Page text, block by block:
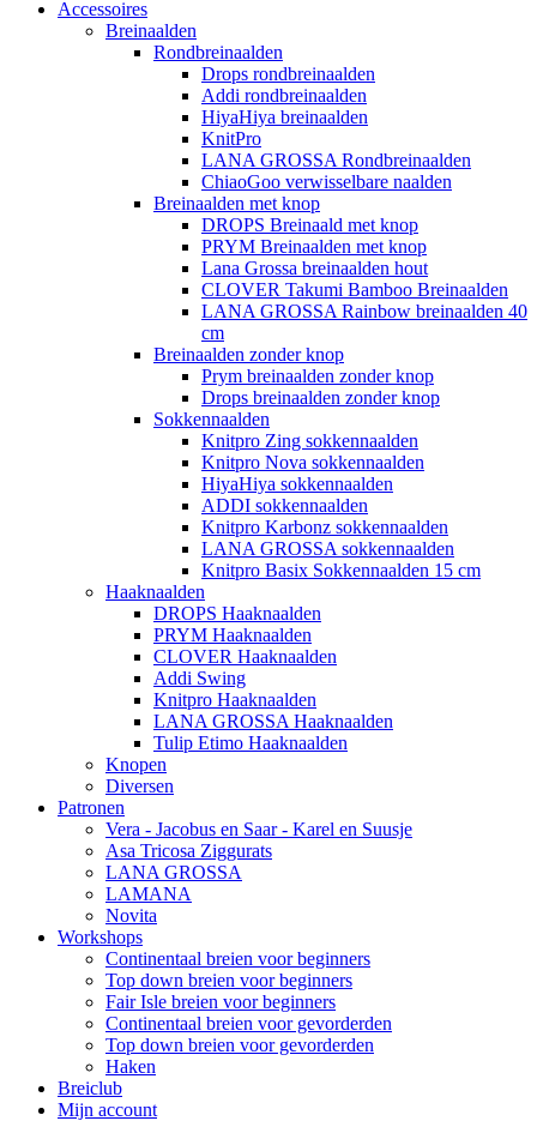
Accessoires
Breinaalden
Rondbreinaalden
Drops rondbreinaalden
Addi rondbreinaalden
HiyaHiya breinaalden
KnitPro
LANA GROSSA Rondbreinaalden
ChiaoGoo verwisselbare naalden
Breinaalden met knop
DROPS Breinaald met knop
PRYM Breinaalden met knop
Lana Grossa breinaalden hout
CLOVER Takumi Bamboo Breinaalden
LANA GROSSA Rainbow breinaalden 40
cm
Breinaalden zonder knop
Prym breinaalden zonder knop
Drops breinaalden zonder knop
Sokkennaalden
Knitpro Zing sokkennaalden
Knitpro Nova sokkennaalden
HiyaHiya sokkennaalden
ADDI sokkennaalden
Knitpro Karbonz sokkennaalden
LANA GROSSA sokkennaalden
Knitpro Basix Sokkennaalden 15 cm
Haaknaalden
DROPS Haaknaalden
PRYM Haaknaalden
CLOVER Haaknaalden
Addi Swing
Knitpro Haaknaalden
LANA GROSSA Haaknaalden
Tulip Etimo Haaknaalden
Knopen
Diversen
Patronen
Vera - Jacobus en Saar - Karel en Suusje
Asa Tricosa Ziggurats
LANA GROSSA
LAMANA
Novita
Workshops
Continentaal breien voor beginners
Top down breien voor beginners
Fair Isle breien voor beginners
Continentaal breien voor gevorderden
Top down breien voor gevorderden
Haken
Breiclub
Mijn account